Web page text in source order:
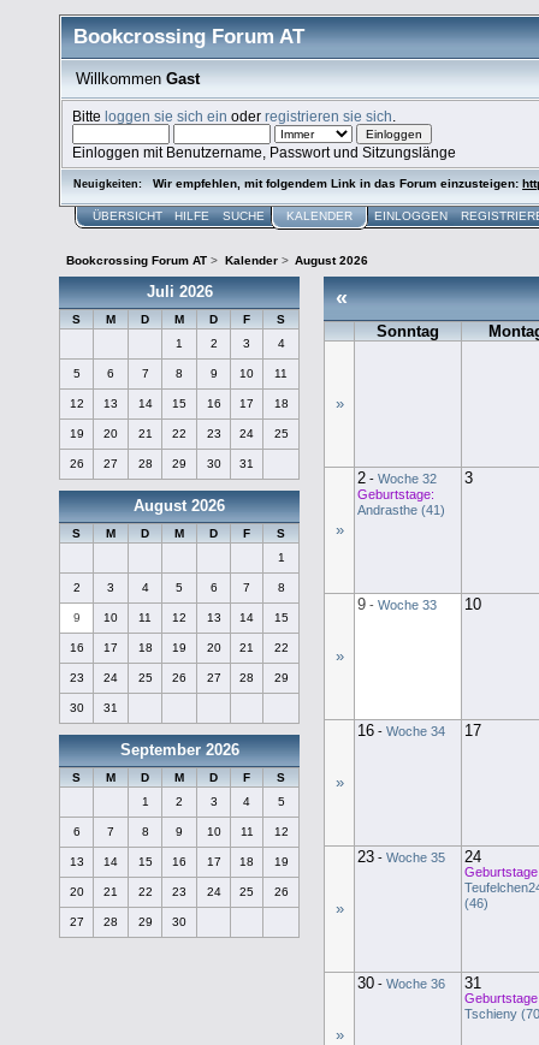
Bookcrossing Forum AT
Willkommen Gast
Bitteloggen sie sich ein oderregistrieren sie sich
Einloggen mit Benutzername, Passwort und Sitzungslänge
Neuigkeiten: Wir empfehlen, mit folgendem Link in das Forum einzusteigen:
ÜBERSICHT HILFE SUCHE KALENDER EINLOGGEN
Bookcrossing Forum AT > Kalender> August 2026
Juli 2026
S M D M D F
S
1
2 3 4
5 6 7 8 9 10 11
12 13 14 15 16 17 18
19 20 21 22 23 24 25
26 27 28 29 30 31
August 2026
S M D M D F
S
1
2 3 4 5 6 7 8
9 10 11 12 13 14 15
16 17 18 19 20 21 22
23 24 25 26 27 28 29
30 31
September 2026
S M D M D F
S
1
2 3 4 5
6 7 8 9 10 11 12
13 14 15 16 17 18 19
20 21 22 23 24 25 26
27 28 29 30
«
Sonntag
»
»
2 - Woche 32
Geburtstage:
Andrasthe (41)
3
»
9 - Woche 33 10
»
16 - Woche 34 17
»
23 - Woche 35 24
(46)
»
30 - Woche 36 31
Tschieny